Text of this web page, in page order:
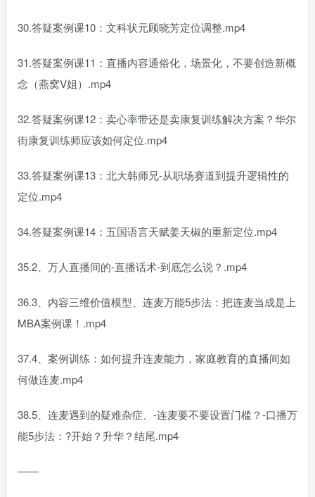
30.答疑案例课10：文科状元顾晓芳定位调整.mp4
31.答疑案例课11：直播内容通俗化，场景化，不要创造新概
念（燕窝V姐）.mp4
32.答疑案例课12：卖心率带还是卖康复训练解决方案？华尔
街康复训练师应该如何定位.mp4
33.答疑案例课13：北大韩师兄-从职场赛道到提升逻辑性的
定位.mp4
34.答疑案例课14：五国语言天赋姜天椒的重新定位.mp4
35.2、万人直播间的-直播话术-到底怎么说？.mp4
36.3、内容三维价值模型、连麦万能5步法：把连麦当成是上
MBA案例课！.mp4
37.4、案例训练：如何提升连麦能力，家庭教育的直播间如
何做连麦.mp4
38.5、连麦遇到的疑难杂症、-连麦要不要设置门槛？-口播万
能5步法：?开始？升华？结尾.mp4
――